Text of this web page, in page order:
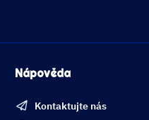
Nápověda
Kontaktujte nás